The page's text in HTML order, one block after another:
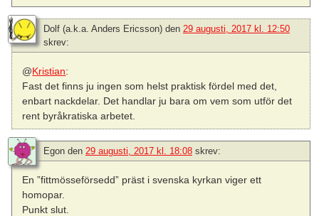
Dolf (a.k.a. Anders Ericsson) den 29 augusti, 2017 kl. 12:50
skrev:
@Kristian:
Fast det finns ju ingen som helst praktisk fördel med det,
enbart nackdelar. Det handlar ju bara om vem som utför det
rent byråkratiska arbetet.
Egon den 29 augusti, 2017 kl. 18:08 skrev:
En ”fittmösseförsedd” präst i svenska kyrkan viger ett
homopar.
Punkt slut.